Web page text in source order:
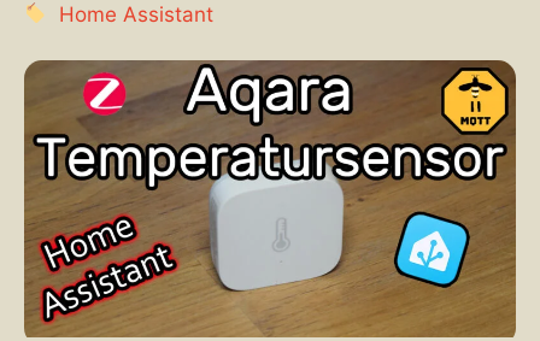
Home Assistant